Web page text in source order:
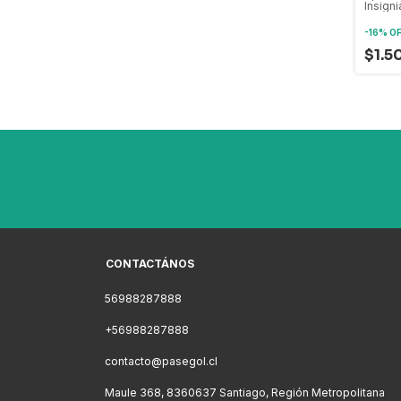
-16%
CONTACTÁNOS
56988287888
+56988287888
contacto@pasegol.cl
Maule 368, 8360637 Santiago, Región Metropolitana